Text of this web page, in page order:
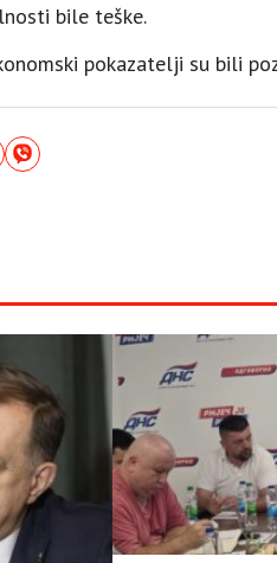
bile teške.
pokazatelji su bili